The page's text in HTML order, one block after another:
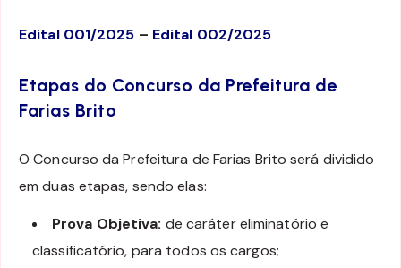
Edital 001/2025 – Edital 002/2025
Etapas do Concurso da Prefeitura de
Farias Brito
O Concurso da Prefeitura de Farias Brito será dividido
em duas etapas, sendo elas:
Prova Objetiva: de caráter eliminatório e
classificatório, para todos os cargos;